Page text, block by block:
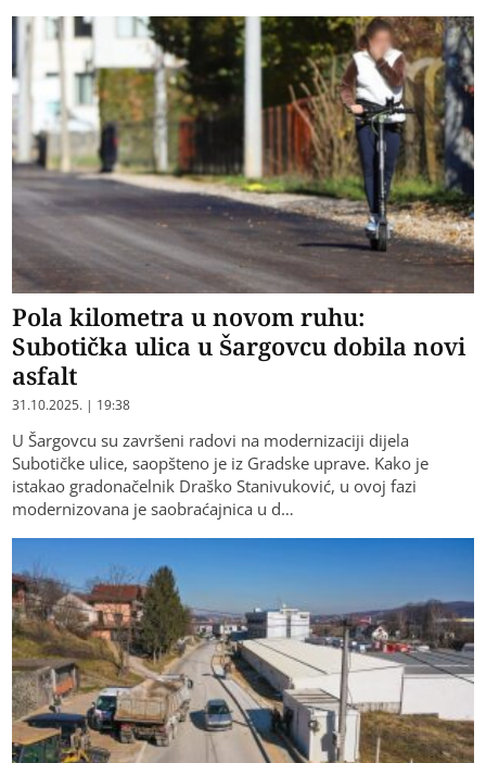
Pola kilometra u novom ruhu:
Subotička ulica u Šargovcu dobila novi
asfalt
31.10.2025. | 19:38
U Šargovcu su završeni radovi na modernizaciji dijela
Subotičke ulice, saopšteno je iz Gradske uprave. Kako je
istakao gradonačelnik Draško Stanivuković, u ovoj fazi
modernizovana je saobraćajnica u d…